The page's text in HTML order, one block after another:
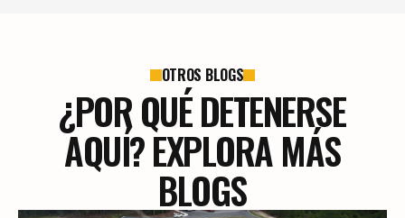
OTROS BLOGS
¿POR QUÉ DETENERSE
AQUÍ? EXPLORA MÁS
BLOGS